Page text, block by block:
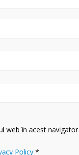
web în acest
Policy *